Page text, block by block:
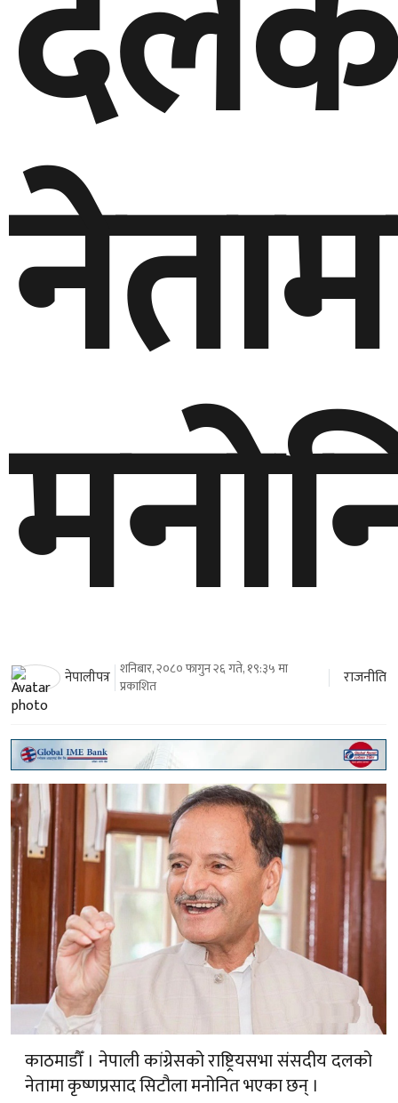
नेपालीपत्र शनिबार, २०८० फागुन २६ गते, १९:३५ मा
प्रकाशित
राजनीति
काठमाडौँ । नेपाली कांग्रेसको राष्ट्रियसभा संसदीय दलको
नेतामा कृष्णप्रसाद सिटौला मनोनित भएका छन् ।